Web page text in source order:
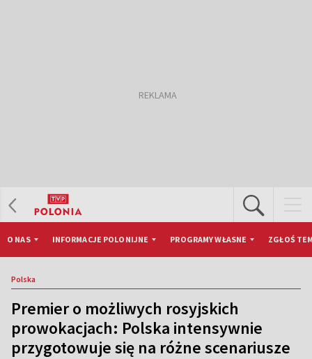
O NAS INFORMACJE POLONIJNE PROGRAMY WŁASNE ZGŁOŚ
Polska
Premier o możliwych rosyjskich
prowokacjach: Polska intensywnie
przygotowuje się na różne scenariusze